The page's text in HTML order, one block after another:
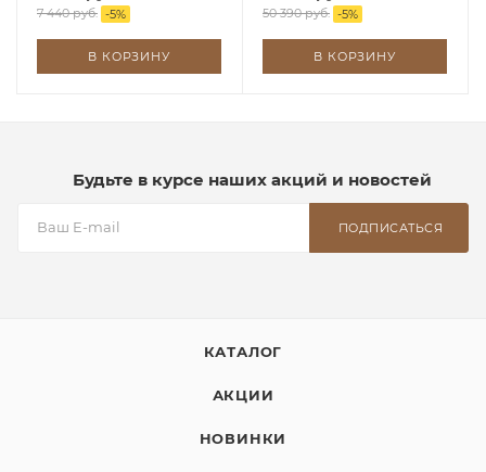
7 440 руб. -5%
В КОРЗИНУ
50 390 руб. -5%
В КОРЗИНУ
Будьте в курсе наших акций и новостей
ПОДПИСАТЬСЯ
КАТАЛОГ
АКЦИИ
НОВИНКИ